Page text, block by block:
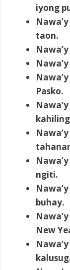
iyong
taon.
Pasko.
ngiti.
buhay.
New